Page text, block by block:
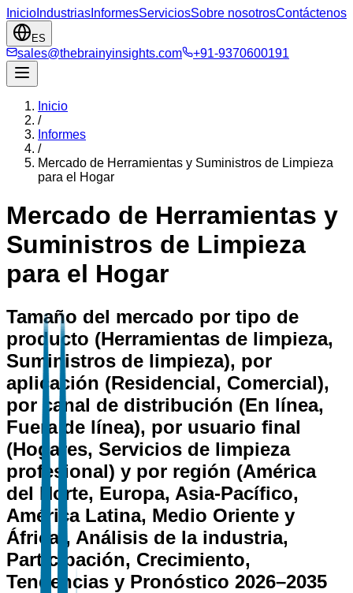
Inicio Industrias InformesServiciosSobre nosotrosContáctenos
ES
sales@thebrainyinsights.com +91-9370600191
Inicio
/
Informes
/
Mercado de Herramientas y Suministros de Limpieza
para el Hogar
Mercado de Herramientas y
Suministros de Limpieza
para el Hogar
Tamaño del mercado por tipo de
producto (Herramientas de limpieza,
Suministros de limpieza), por
aplicación (Residencial, Comercial),
por canal de distribución (En línea,
Fuera de línea), por usuario final
(Hogares, Servicios de limpieza
profesional) y por región (América
del Norte, Europa, Asia-Pacífico,
América Latina, Medio Oriente y
África), Análisis de la industria,
Participación, Crecimiento,
Tendencias y Pronóstico 2026–2035